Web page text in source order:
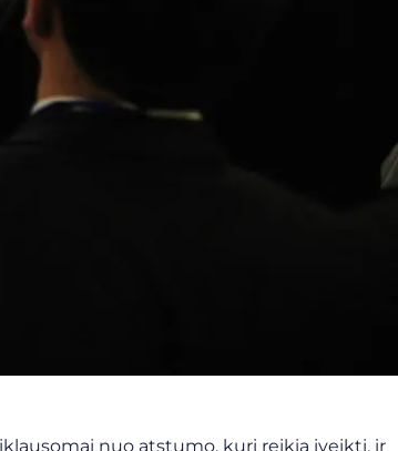
nuo atstumo, kurį reikia įveikti, ir